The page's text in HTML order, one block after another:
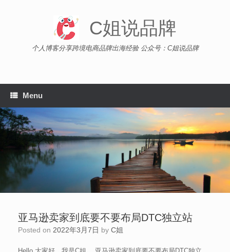
C姐说品牌
个人博客分享跨境电商品牌出海经验 公众号：C姐说品牌
Menu
亚马逊卖家到底要不要布局DTC独立站
Posted on 2022年3月7日 by C姐